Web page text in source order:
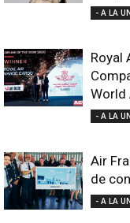
- A LA
Royal
World
- A LA
Air
de
- A LA